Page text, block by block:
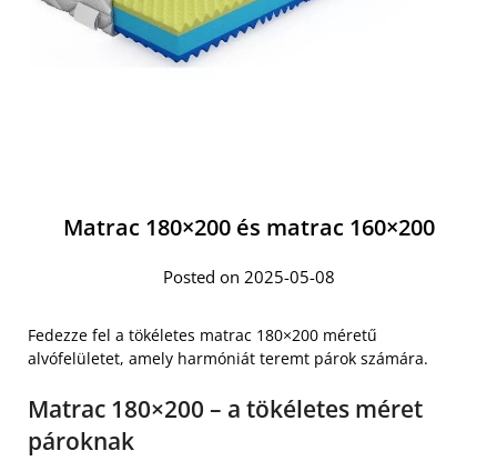
Matrac 180×200 és matrac 160×200
Posted on 2025-05-08
Fedezze fel a tökéletes matrac 180×200 méretű
alvófelületet, amely harmóniát teremt párok számára.
Matrac 180×200 – a tökéletes méret
pároknak